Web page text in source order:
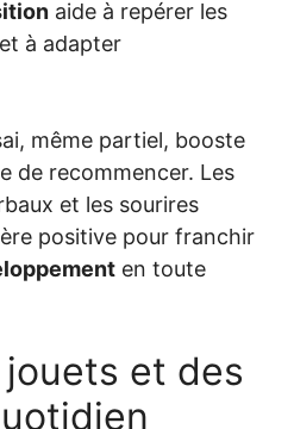
aide à repérer les
à adapter
même partiel, booste
de recommencer. Les
et les sourires
positive pour franchir
en toute
et des